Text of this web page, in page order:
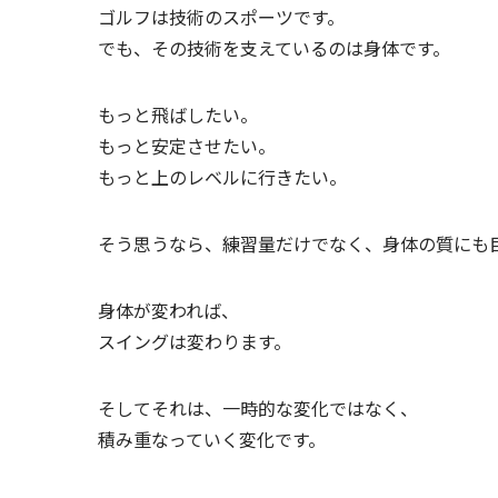
ゴルフは技術のスポーツです。
でも、その技術を支えているのは身体です。
もっと飛ばしたい。
もっと安定させたい。
もっと上のレベルに行きたい。
そう思うなら、練習量だけでなく、身体の質にも
身体が変われば、
スイングは変わります。
そしてそれは、一時的な変化ではなく、
積み重なっていく変化です。